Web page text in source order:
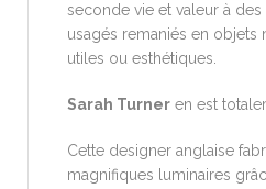
seconde vie et valeur à
usagés remaniés en objets
utiles ou esthétiques.
Sarah Turner en est
Cette designer anglaise
magnifiques luminaires